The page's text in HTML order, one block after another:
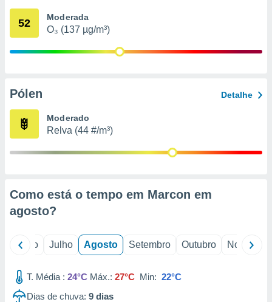
através
estudos
1199
52 Moderada
O₃ (137 µg/m³)
Pólen Detalhe
Moderado
Relva (44 #/m³)
Como está o tempo em Marcon em
agosto?
Junho Julho Agosto Setembro Outubro Novembro
T. Média : 24°C Máx.: 27°C Min: 22°C
Dias de chuva: 9 dias